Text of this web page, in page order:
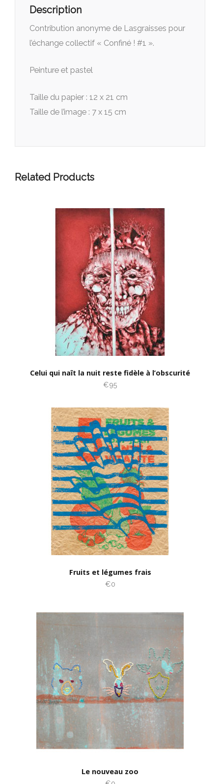
Description
Contribution anonyme de Lasgraisses pour
l’échange collectif « Confiné ! #1 ».
Peinture et pastel
Taille du papier : 12 x 21 cm
Taille de l’image : 7 x 15 cm
Related Products
Celui qui naît la nuit reste fidèle à l’obscurité
€95
Fruits et légumes frais
€0
Le nouveau zoo